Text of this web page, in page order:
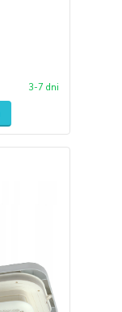
3-7 dni